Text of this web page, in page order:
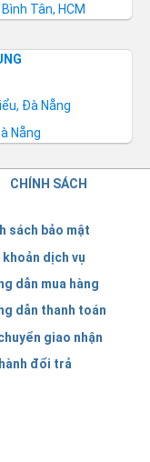
Tân, HCM
Đà Nẵng
Nẵng
CHÍNH SÁCH
sách bảo mật
dịch vụ
dẫn mua hàng
dẫn thanh toán
giao nhận
đổi trả